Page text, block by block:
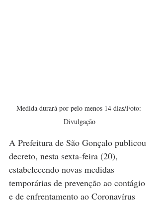
Medida durará por pelo menos 14 dias/Foto:
Divulgação
A Prefeitura de São Gonçalo publicou
decreto, nesta sexta-feira (20),
estabelecendo novas medidas
temporárias de prevenção ao contágio
e de enfrentamento ao Coronavírus